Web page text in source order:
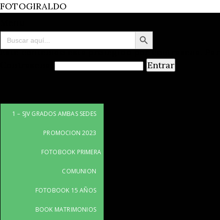
FOTOGIRALDO
Buscar:
Botón de búsqueda
1 – SJV GRADOS AMBAS SEDES
PROMOCION 2023
FOTOBOOK PRIMERA
COMUNION
FOTOBOOK 15 AÑOS
BOOK MATRIMONIOS
Este contenido está protegido por contraseña.
Contraseña: